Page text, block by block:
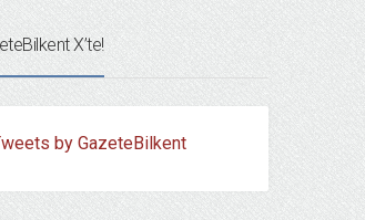
X’te!
by GazeteBilkent